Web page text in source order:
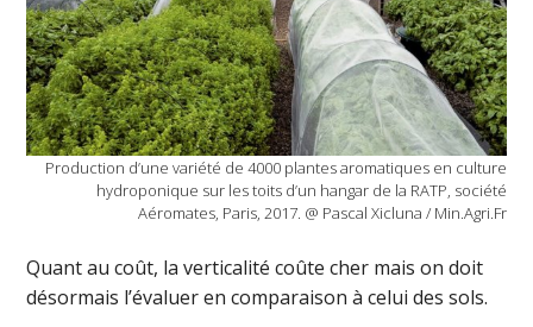
Production d’une variété de 4000 plantes aromatiques en culture
hydroponique sur les toits d’un hangar de la RATP, société
Aéromates, Paris, 2017. @ Pascal Xicluna / Min.Agri.Fr
Quant au coût, la verticalité coûte cher mais on doit
désormais l’évaluer en comparaison à celui des sols.